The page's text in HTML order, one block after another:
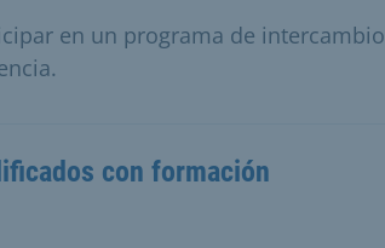
en un programa de intercambio
con formación